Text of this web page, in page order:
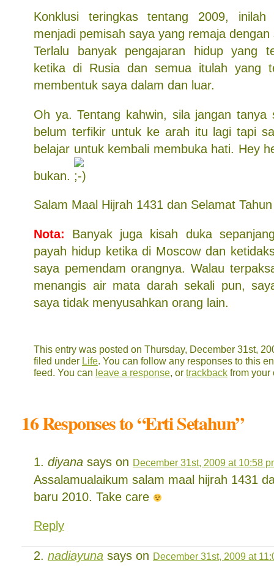
Konklusi teringkas tentang 2009,
menjadi pemisah saya yang remaja
Terlalu banyak pengajaran hidup yang
ketika di Rusia dan semua itulah yang
membentuk saya dalam dan luar.
Oh ya. Tentang kahwin, sila jangan tanya
belum terfikir untuk ke arah itu lagi tapi
belajar untuk kembali membuka hati. Hey
bukan.
Salam Maal Hijrah 1431 dan Selamat
Nota: Banyak juga kisah duka
payah hidup ketika di Moscow dan
saya pemendam orangnya. Walau
menangis air mata darah sekali pun,
saya tidak menyusahkan orang lain.
This entry was posted on Thursday, December 31st,
filed under Life. You can follow any responses to this
feed. You can leave a response, or trackback from your
16 Responses to “Erti Setahun”
diyana says on December 31st, 2009 at 10:58
Assalamualaikum salam maal hijrah 1431
baru 2010. Take care
Reply
nadiayuna says on December 31st, 2009 at